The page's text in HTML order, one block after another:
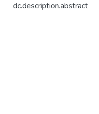
dc.description.abstract